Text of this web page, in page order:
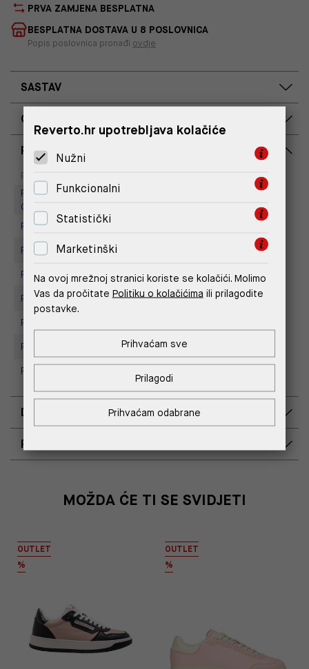
PRVA ZAMJENA BESPLATNA
BESPLATNA DOSTAVA U 8 POSLOVNICA
Popis poslovnica pronađi ovdje
SASTAV
OPIS PROIZVODA
RASPOLOŽIVOST PO POSLOVNICAMA
Poslovnica
Replay Outlet Store, Designer
Outlet Croatia
Replay store, Arena centar
Replay Store, City Center One
Replay Store, Joker Centar
Replay Store, Mall of Split
Replay store, Tower Centar
Replay Store, Supernova Zadar
Replay Outlet Store, Split
DOSTAVA
POVRAT I ZAMJENA
MOŽDA ĆE TI SE SVIDJETI
OUTLET
%
OUTLET
%
Reverto.hr upotrebljava kolačiće
Nužni
Funkcionalni
Statistički
Marketinški
Na ovoj mrežnoj stranici koriste se kolačići. Molimo
Vas da pročitate Politiku o kolačićima ili prilagodite
postavke.
Prihvaćam odabrane
Prilagodi
Prihvaćam sve